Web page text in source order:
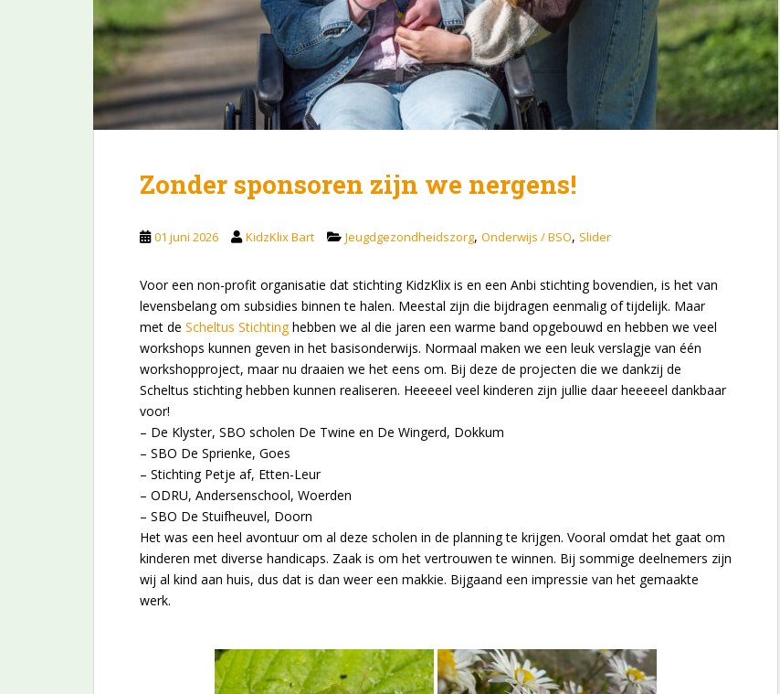
Zonder sponsoren zijn we nergens!
01 juni 2026 KidzKlix Bart Jeugdgezondheidszorg, Onderwijs / BSO, Slider
Voor een non-profit organisatie dat stichting KidzKlix is en een Anbi stichting bovendien, is het van
levensbelang om subsidies binnen te halen. Meestal zijn die bijdragen eenmalig of tijdelijk. Maar
met de Scheltus Stichtinghebben we al die jaren een warme band opgebouwd en hebben we veel
workshops kunnen geven in het basisonderwijs. Normaal maken we een leuk verslagje van één
workshopproject, maar nu draaien we het eens om. Bij deze de projecten die we dankzij de
Scheltus stichting hebben kunnen realiseren. Heeeeel veel kinderen zijn jullie daar heeeeel dankbaar
voor!
– De Klyster, SBO scholen De Twine en De Wingerd, Dokkum
– SBO De Sprienke, Goes
– Stichting Petje af, Etten-Leur
– ODRU, Andersenschool, Woerden
– SBO De Stuifheuvel, Doorn
Het was een heel avontuur om al deze scholen in de planning te krijgen. Vooral omdat het gaat om
kinderen met diverse handicaps. Zaak is om het vertrouwen te winnen. Bij sommige deelnemers zijn
wij al kind aan huis, dus dat is dan weer een makkie. Bijgaand een impressie van het gemaakte
werk.